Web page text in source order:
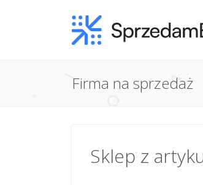
Firma na sprzedaż
Sklep z